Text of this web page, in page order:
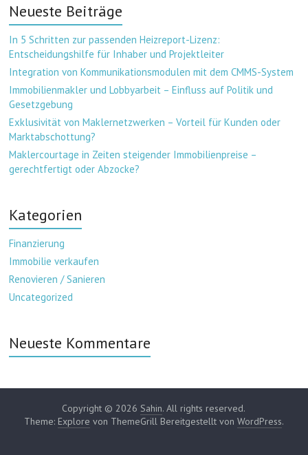
Neueste Beiträge
In 5 Schritten zur passenden Heizreport-Lizenz:
Entscheidungshilfe für Inhaber und Projektleiter
Integration von Kommunikationsmodulen mit dem CMMS-System
Immobilienmakler und Lobbyarbeit – Einfluss auf Politik und
Gesetzgebung
Exklusivität von Maklernetzwerken – Vorteil für Kunden oder
Marktabschottung?
Maklercourtage in Zeiten steigender Immobilienpreise –
gerechtfertigt oder Abzocke?
Kategorien
Finanzierung
Immobilie verkaufen
Renovieren / Sanieren
Uncategorized
Neueste Kommentare
Copyright © 2026Sahin. All rights reserved.
Theme: Explore von ThemeGrill Bereitgestellt von WordPress.